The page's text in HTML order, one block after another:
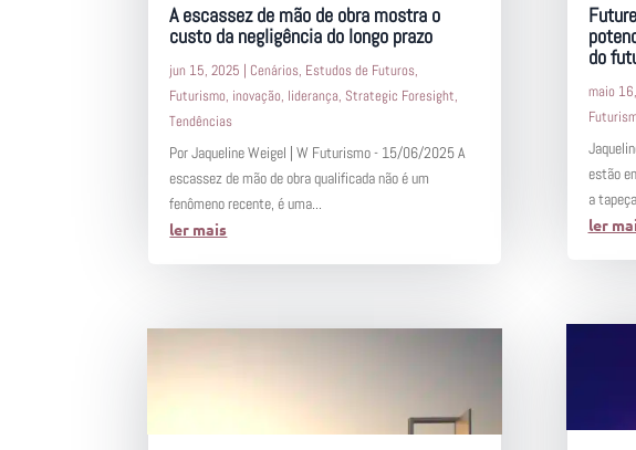
A escassez de mão de obra mostra o
custo da negligência do longo prazo
jun 15, 2025 | Cenários, Estudos de Futuros,
Futurismo, inovação, liderança, Strategic Foresight,
Tendências
Por Jaqueline Weigel | W Futurismo - 15/06/2025 A
escassez de mão de obra qualificada não é um
fenômeno recente, é uma...
ler mais
do
maio
estão
a
ler